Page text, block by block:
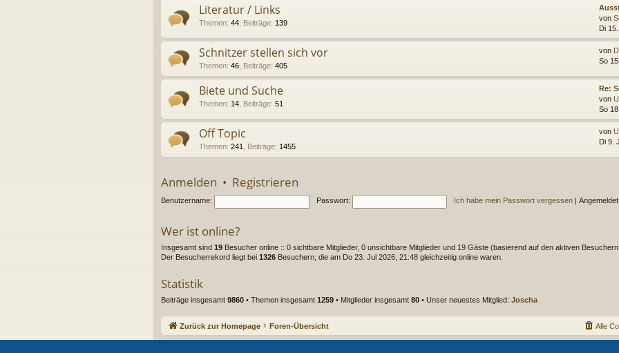
Literatur / Links
Themen: 44 Beiträge: 139
von
Di
Schnitzer stellen sich vor
Themen: 46 Beiträge: 405
von
So
Biete und Suche
Themen: 14 Beiträge: 51
Re:
von
So
Off Topic
Themen: 241 Beiträge: 1455
von
Di 9.
Anmelden • Registrieren
Benutzername: Passwort: Ich habe mein Passwort vergessen
Wer ist online?
Insgesamt sind 19 Besucher online :: 0 sichtbare Mitglieder, 0 unsichtbare Mitglieder und 19 Gäste (basierend auf den aktiven
Der Besucherrekord liegt bei 1326 Besuchern, die am Do 23. Jul 2026, 21:48 gleichzeitig online waren.
Statistik
Beiträge insgesamt 9860 • Themen insgesamt 1259 • Mitglieder insgesamt 80 • Unser neuestes Mitglied: Joscha
Zurück zur Homepage Foren-Übersicht Alle